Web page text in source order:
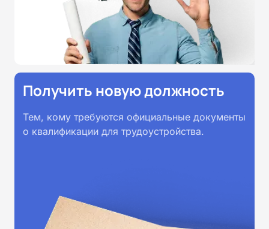
всей России.
Получить новую должность
Тем, кому требуются официальные документы
о квалификации для трудоустройства.